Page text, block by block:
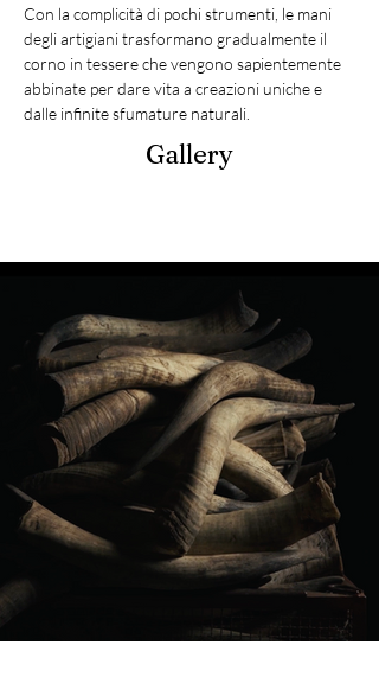
Con la complicità di pochi strumenti, le mani
degli artigiani trasformano gradualmente il
corno in tessere che vengono sapientemente
abbinate per dare vita a creazioni uniche e
dalle infinite sfumature naturali.
Gallery